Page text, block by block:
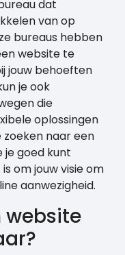
dat
van op
bureaus hebben
website te
jouw behoeften
je ook
die
oplossingen
zoeken naar een
goed kunt
om jouw visie om
aanwezigheid.
website